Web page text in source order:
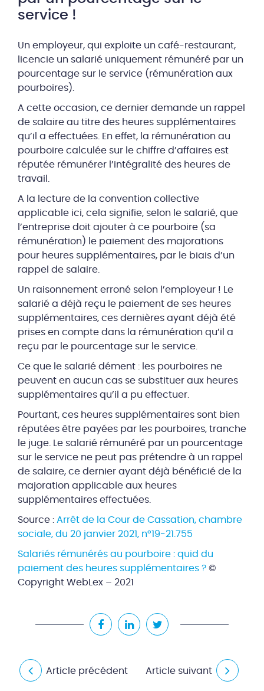
service !
Un employeur, qui exploite un café-restaurant,
licencie un salarié uniquement rémunéré par un
pourcentage sur le service (rémunération aux
pourboires).
A cette occasion, ce dernier demande un rappel
de salaire au titre des heures supplémentaires
qu’il a effectuées. En effet, la rémunération au
pourboire calculée sur le chiffre d’affaires est
réputée rémunérer l’intégralité des heures de
travail.
A la lecture de la convention collective
applicable ici, cela signifie, selon le salarié, que
l’entreprise doit ajouter à ce pourboire (sa
rémunération) le paiement des majorations
pour heures supplémentaires, par le biais d’un
rappel de salaire.
Un raisonnement erroné selon l’employeur ! Le
salarié a déjà reçu le paiement de ses heures
supplémentaires, ces dernières ayant déjà été
prises en compte dans la rémunération qu’il a
reçu par le pourcentage sur le service.
Ce que le salarié dément : les pourboires ne
peuvent en aucun cas se substituer aux heures
supplémentaires qu’il a pu effectuer.
Pourtant, ces heures supplémentaires sont bien
réputées être payées par les pourboires, tranche
le juge. Le salarié rémunéré par un pourcentage
sur le service ne peut pas prétendre à un rappel
de salaire, ce dernier ayant déjà bénéficié de la
majoration applicable aux heures
supplémentaires effectuées.
Source : Arrêt de la Cour de Cassation, chambre
sociale, du 20 janvier 2021, n°19-21.755
Salariés rémunérés au pourboire : quid du
paiement des heures supplémentaires ? ©
Copyright WebLex – 2021
Article précédent Article suivant